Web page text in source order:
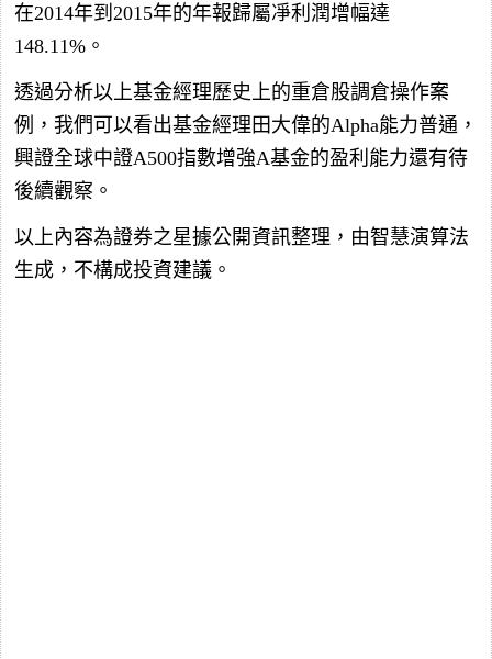
在2014年到2015年的年報歸屬凈利潤增幅達
148.11%。
透過分析以上基金經理歷史上的重倉股調倉操作案
例，我們可以看出基金經理田大偉的Alpha能力普通，
興證全球中證A500指數增強A基金的盈利能力還有待
後續觀察。
以上內容為證券之星據公開資訊整理，由智慧演算法
生成，不構成投資建議。